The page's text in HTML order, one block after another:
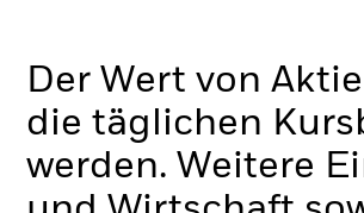
Der Wert von
die täglichen
werden. Weitere